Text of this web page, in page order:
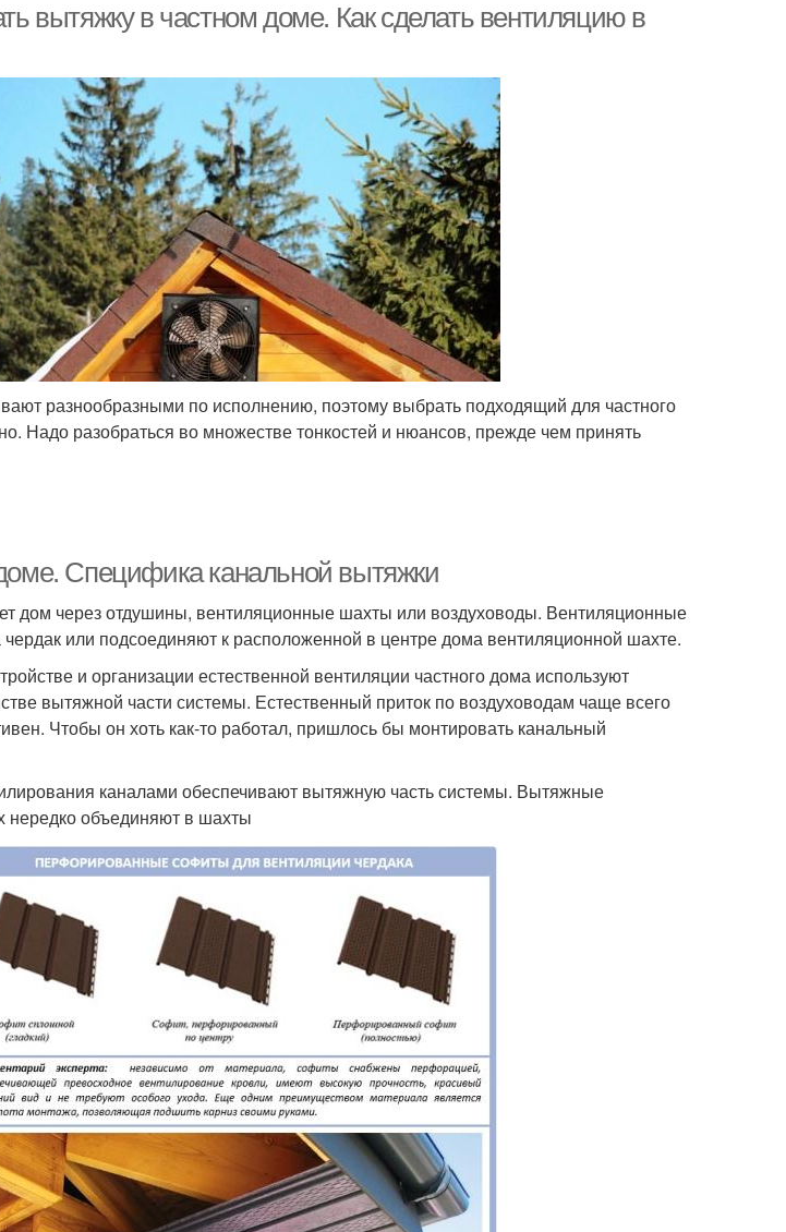
вытяжку в частном доме. Как сделать вентиляцию в
разнообразными по исполнению, поэтому выбрать подходящий для частного
Надо разобраться во множестве тонкостей и нюансов, прежде чем принять
Специфика канальной вытяжки
дом через отдушины, вентиляционные шахты или воздуховоды. Вентиляционные
или подсоединяют к расположенной в центре дома вентиляционной шахте.
и организации естественной вентиляции частного дома используют
вытяжной части системы. Естественный приток по воздуховодам чаще всего
Чтобы он хоть как-то работал, пришлось бы монтировать канальный
каналами обеспечивают вытяжную часть системы. Вытяжные
нередко объединяют в шахты